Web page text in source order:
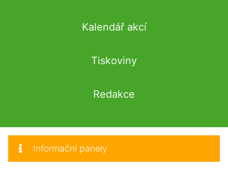
Kalendář akcí
Tiskoviny
Redakce
Informační panely